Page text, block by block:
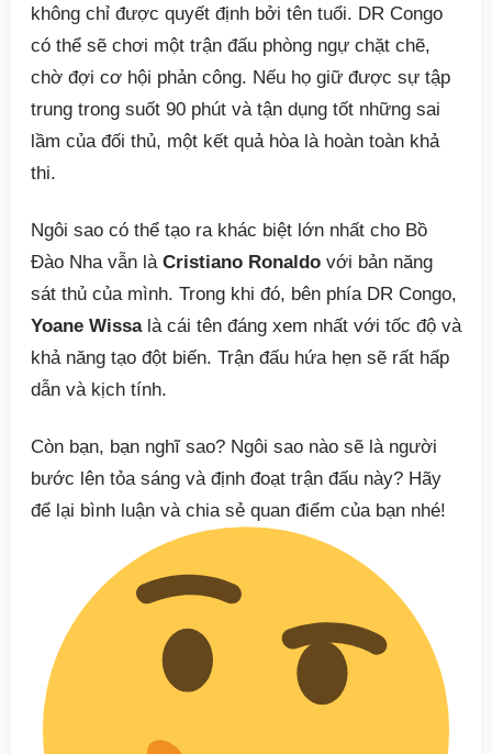
không chỉ được quyết định bởi tên tuổi. DR Congo
có thể sẽ chơi một trận đấu phòng ngự chặt chẽ,
chờ đợi cơ hội phản công. Nếu họ giữ được sự tập
trung trong suốt 90 phút và tận dụng tốt những sai
lầm của đối thủ, một kết quả hòa là hoàn toàn khả
thi.
Ngôi sao có thể tạo ra khác biệt lớn nhất cho Bồ
Đào Nha vẫn là Cristiano Ronaldo với bản năng
sát thủ của mình. Trong khi đó, bên phía DR Congo,
Yoane Wissalà cái tên đáng xem nhất với tốc độ và
khả năng tạo đột biến. Trận đấu hứa hẹn sẽ rất hấp
dẫn và kịch tính.
Còn bạn, bạn nghĩ sao? Ngôi sao nào sẽ là người
bước lên tỏa sáng và định đoạt trận đấu này? Hãy
để lại bình luận và chia sẻ quan điểm của bạn nhé!